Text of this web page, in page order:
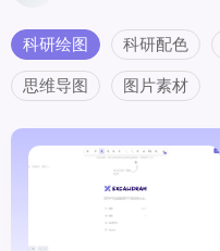
科研绘图 科研配色
思维导图 图片素材